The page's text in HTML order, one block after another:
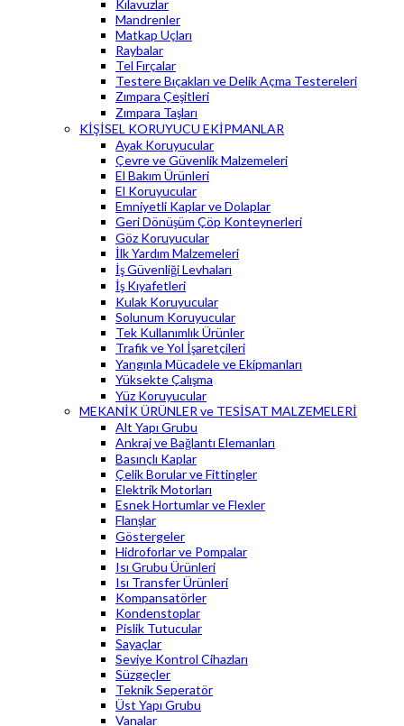
Kılavuzlar
Mandrenler
Matkap Uçları
Raybalar
Tel Fırçalar
Testere Bıçakları ve Delik Açma Testereleri
Zımpara Çeşitleri
Zımpara Taşları
KİŞİSEL KORUYUCU EKİPMANLAR
Ayak Koruyucular
Çevre ve Güvenlik Malzemeleri
El Bakım Ürünleri
El Koruyucular
Emniyetli Kaplar ve Dolaplar
Geri Dönüşüm Çöp Konteynerleri
Göz Koruyucular
İlk Yardım Malzemeleri
İş Güvenliği Levhaları
İş Kıyafetleri
Kulak Koruyucular
Solunum Koruyucular
Tek Kullanımlık Ürünler
Trafik ve Yol İşaretçileri
Yangınla Mücadele ve Ekipmanları
Yüksekte Çalışma
Yüz Koruyucular
MEKANİK ÜRÜNLER ve TESİSAT MALZEMELERİ
Alt Yapı Grubu
Ankraj ve Bağlantı Elemanları
Basınçlı Kaplar
Çelik Borular ve Fittingler
Elektrik Motorları
Esnek Hortumlar ve Flexler
Flanşlar
Göstergeler
Hidroforlar ve Pompalar
Isı Grubu Ürünleri
Isı Transfer Ürünleri
Kompansatörler
Kondenstoplar
Pislik Tutucular
Sayaçlar
Seviye Kontrol Cihazları
Süzgeçler
Teknik Seperatör
Üst Yapı Grubu
Vanalar